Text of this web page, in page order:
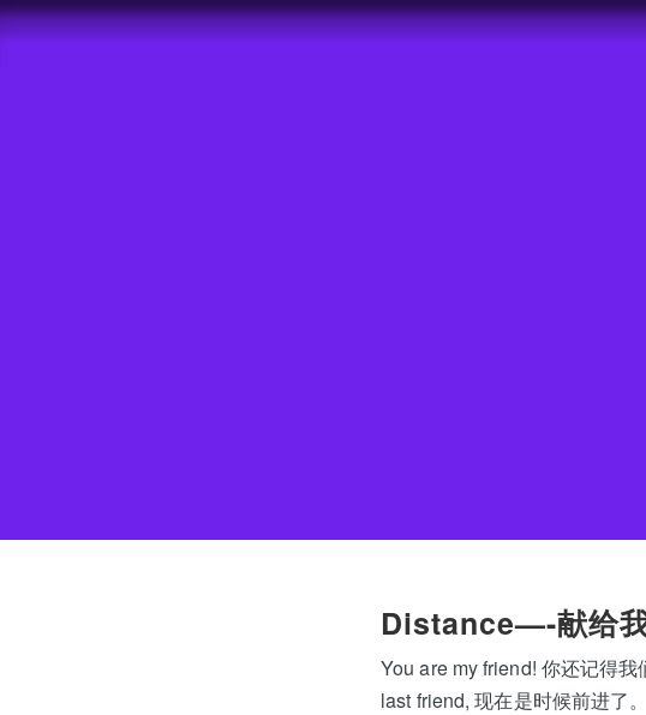
Distance-----献给
You are my friend! 你还记得
last friend, 现在是时候前进了